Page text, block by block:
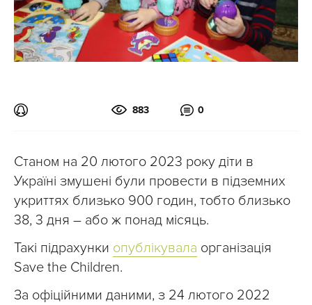
883 0
Станом на 20 лютого 2023 року діти в
Україні змушені були провести в підземних
укриттях близько 900 годин, тобто близько
38, 3 дня – або ж понад місяць.
Такі підрахунки опублікувала організація
Save the Children.
За офіційними даними, з 24 лютого 2022